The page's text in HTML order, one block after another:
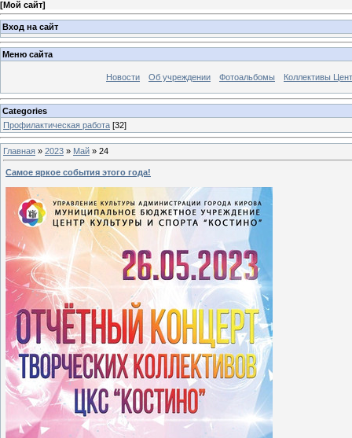
[Мой сайт]
Вход на сайт
Меню сайта
Новости Об учреждении Фотоальбомы Коллективы
Categories
Профилактическая работа [32]
Главная » 2023 » Май » 24
Самое яркое события этого года!